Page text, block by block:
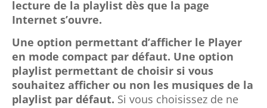
Une option permettant d’afficher le Player
playlist permettant de choisir si vous
souhaitez afficher ou non les musiques de la
playlist par défaut.Si vous choisissez de ne
pas afficher la playlist, il vous faudra cliquer sur
un bouton pour l’afficher.